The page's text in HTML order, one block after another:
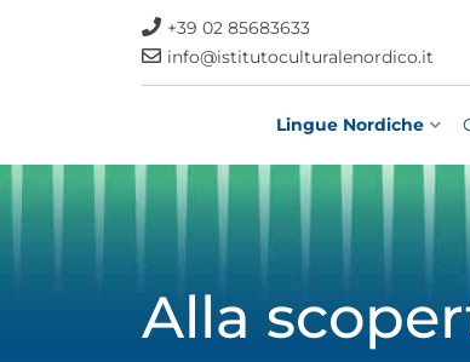
+39 02 85683633
info@istitutoculturalenordico.it
Lingue Nordiche
Alla